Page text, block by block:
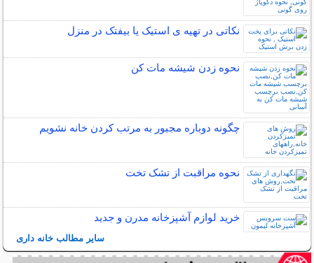
نکاتی در تهیه ی استیک یا بیفتک در منزل
نحوه زدن شیشه مات کن
چگونه دوباره مجبور به مرتب کردن خانه نشویم
نحوه مراقبت از تشک تخت
خرید لوازم آشپزخانه مدرن و جدید
سایر مطالب خانه داری